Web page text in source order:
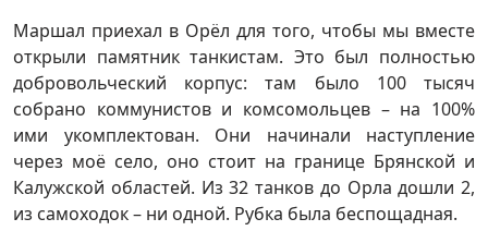
Маршал приехал в Орёл для того, чтобы мы вместе
открыли памятник танкистам. Это был полностью
добровольческий корпус: там было 100 тысяч
собрано коммунистов и комсомольцев – на 100%
ими укомплектован. Они начинали наступление
через моё село, оно стоит на границе Брянской и
Калужской областей. Из 32 танков до Орла дошли 2,
из самоходок – ни одной. Рубка была беспощадная.